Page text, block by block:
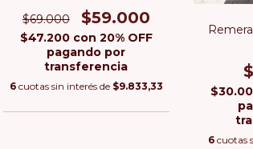
$69.000 $59.000
$47.200 con 20% OFF
pagando por
transferencia
6 cuotas sin interés de $9.833,33
6 cuotas